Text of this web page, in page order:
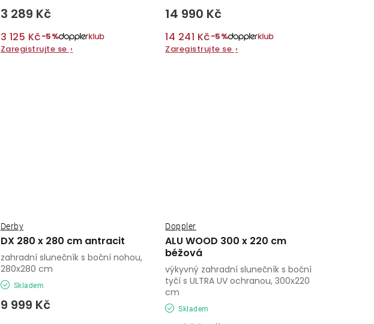
3 289 Kč
3 125 Kč−5%
Zaregistrujte se ›
14 990 Kč
14 241 Kč−5%
Zaregistrujte se ›
DX 280 x 280 cm antracit
Derby
Skladem
9 999 Kč
zahradní slunečník s boční nohou,
280x280 cm
ALU WOOD 300 x 220 cm
béžová
Doppler
Skladem
výkyvný zahradní slunečník s boční
tyčí s ULTRA UV ochranou, 300x220
cm